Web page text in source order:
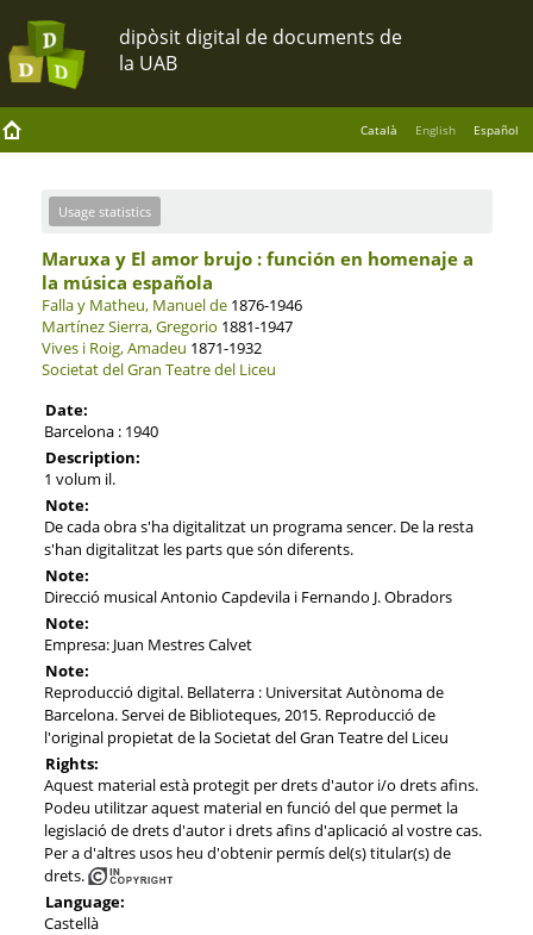
Català English Español
Usage statistics
Maruxa y El amor brujo : función en homenaje a
la música española
Falla y Matheu, Manuel de1876-1946
Martínez Sierra, Gregorio 1881-1947
Vives i Roig, Amadeu 1871-1932
Societat del Gran Teatre del Liceu
Date:
Barcelona : 1940
Description:
1 volum il.
Note:
De cada obra s'ha digitalitzat un programa sencer. De la resta
s'han digitalitzat les parts que són diferents.
Note:
Direcció musical Antonio Capdevila i Fernando J. Obradors
Note:
Empresa: Juan Mestres Calvet
Note:
Reproducció digital. Bellaterra : Universitat Autònoma de
Barcelona. Servei de Biblioteques, 2015. Reproducció de
l'original propietat de la Societat del Gran Teatre del Liceu
Rights:
Aquest material està protegit per drets d'autor i/o drets afins.
Podeu utilitzar aquest material en funció del que permet la
legislació de drets d'autor i drets afins d'aplicació al vostre cas.
Per a d'altres usos heu d'obtenir permís del(s) titular(s) de
drets.
Language:
Castellà